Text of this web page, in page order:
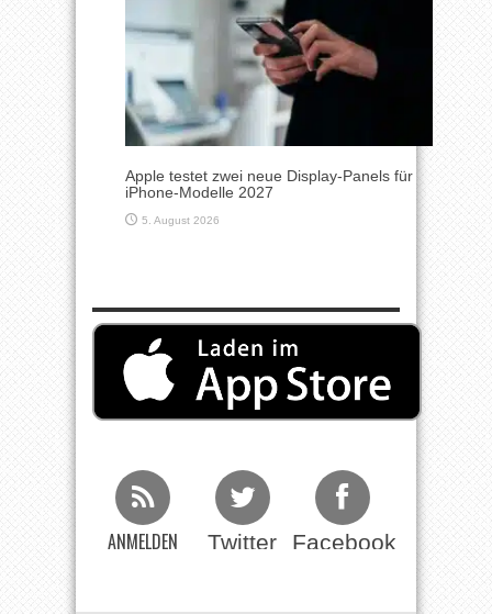
Apple testet zwei neue Display-Panels für
iPhone-Modelle 2027
5. August 2026
ANMELDEN Twitter Facebook